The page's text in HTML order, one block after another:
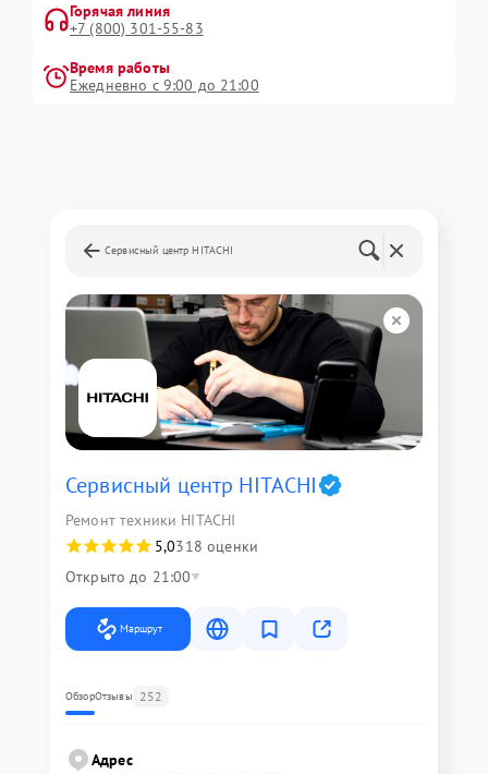
Горячая линия
+7 (800) 301-55-83
Время работы
Ежедневно с 9:00 до 21:00
Сервисный центр HITACHI
Сервисный центр HITACHI
Ремонт техники HITACHI
5,0318 оценки
Открыто до 21:00
Маршрут
ОбзорОтзывы 252
Адрес